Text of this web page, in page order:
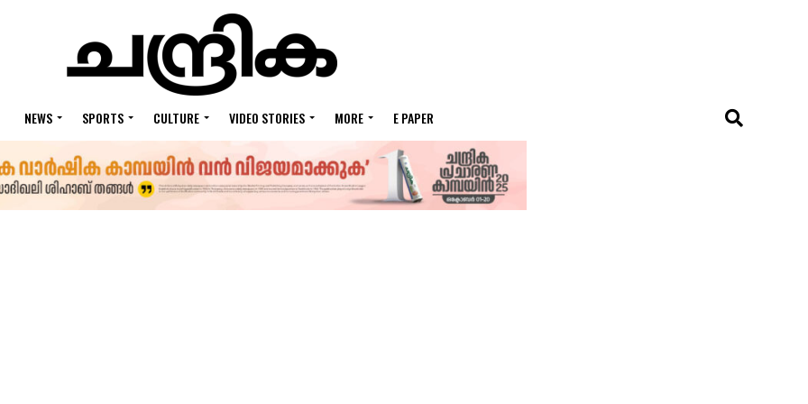
NEWS SPORTS CULTURE VIDEO STORIES MORE E PAPER